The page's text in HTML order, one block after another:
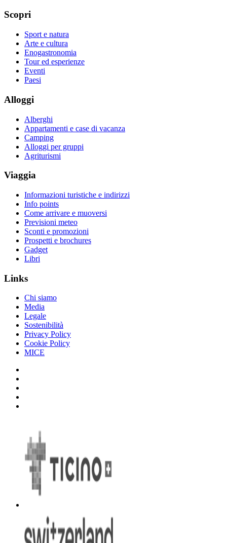
Scopri
Sport e natura
Arte e cultura
Enogastronomia
Tour ed esperienze
Eventi
Paesi
Alloggi
Alberghi
Appartamenti e case di vacanza
Camping
Alloggi per gruppi
Agriturismi
Viaggia
Informazioni turistiche e indirizzi
Info points
Come arrivare e muoversi
Previsioni meteo
Sconti e promozioni
Prospetti e brochures
Gadget
Libri
Links
Chi siamo
Media
Legale
Sostenibilità
Privacy Policy
Cookie Policy
MICE